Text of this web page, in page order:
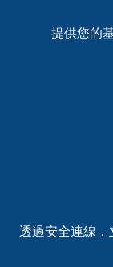
提供您的
透過安全連線